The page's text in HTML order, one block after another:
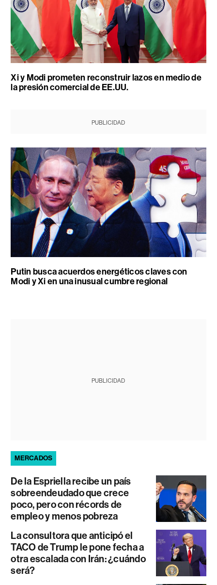
Xi y Modi prometen reconstruir lazos en medio de
la presión comercial de EE.UU.
PUBLICIDAD
Putin busca acuerdos energéticos claves con
Modi y Xi en una inusual cumbre regional
PUBLICIDAD
MERCADOS
De la Espriella recibe un país
sobreendeudado que crece
poco, pero con récords de
empleo y menos pobreza
La consultora que anticipó el
TACO de Trump le pone fecha a
otra escalada con Irán: ¿cuándo
será?